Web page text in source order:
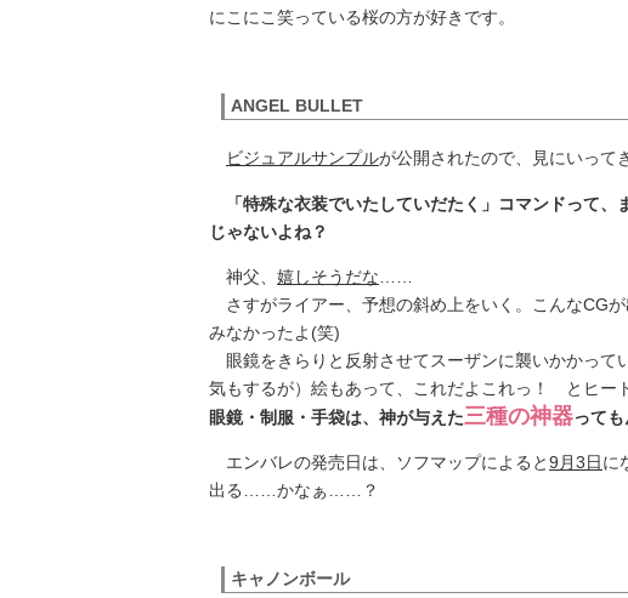
にこにこ笑っている桜の方が好きです。
ANGEL BULLET
ビジュアルサンプルが公開されたので、見にいって
「特殊な衣装でいたしていだたく」コマンドって、
じゃないよね？
神父、 嬉しそうだな
さすがライアー、予想の斜め上をいく。こんなCG
みなかったよ(笑)
眼鏡をきらりと反射させてスーザンに襲いかかって
気もするが）絵もあって、これだよこれっ！ とヒー
眼鏡・制服・手袋は、神が与えた三種の神器って
エンバレの発売日は、ソフマップによると9月3日に
出る……かなぁ……？
キャノンボール